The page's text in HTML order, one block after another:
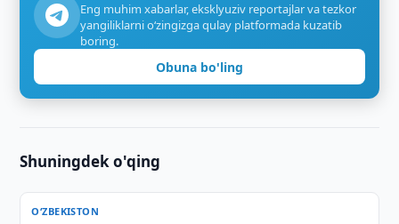
Eng muhim xabarlar, eksklyuziv reportajlar va tezkor
yangiliklarni o‘zingizga qulay platformada kuzatib
boring.
Obuna bo'ling
Shuningdek o'qing
O‘ZBEKISTON